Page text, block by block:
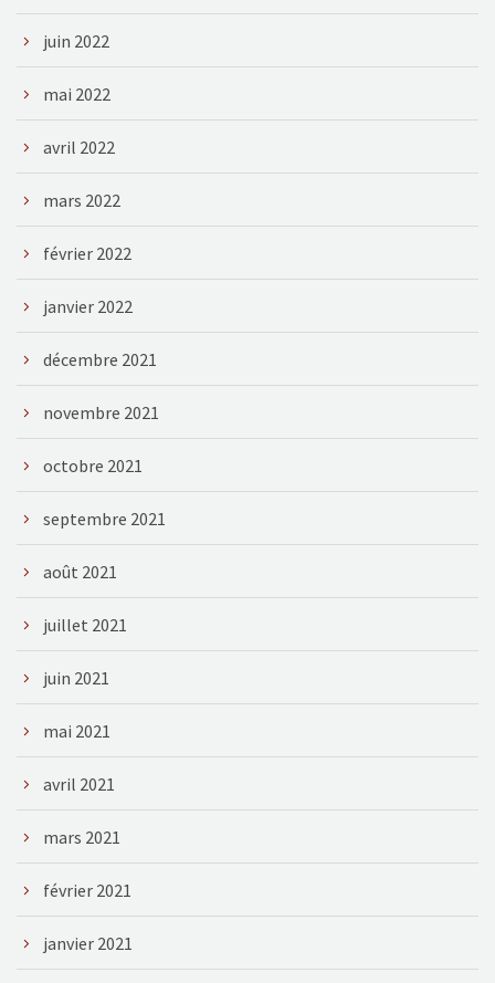
juin 2022
mai 2022
avril 2022
mars 2022
février 2022
janvier 2022
décembre 2021
novembre 2021
octobre 2021
septembre 2021
août 2021
juillet 2021
juin 2021
mai 2021
avril 2021
mars 2021
février 2021
janvier 2021